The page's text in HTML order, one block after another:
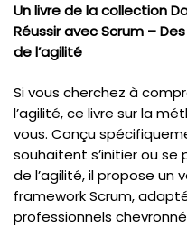
Un livre de la collection
Réussir avec Scrum –
de l’agilité
Si vous cherchez à
l’agilité, ce livre sur la
vous. Conçu
souhaitent s’initier ou
de l’agilité, il propose
framework Scrum,
professionnels